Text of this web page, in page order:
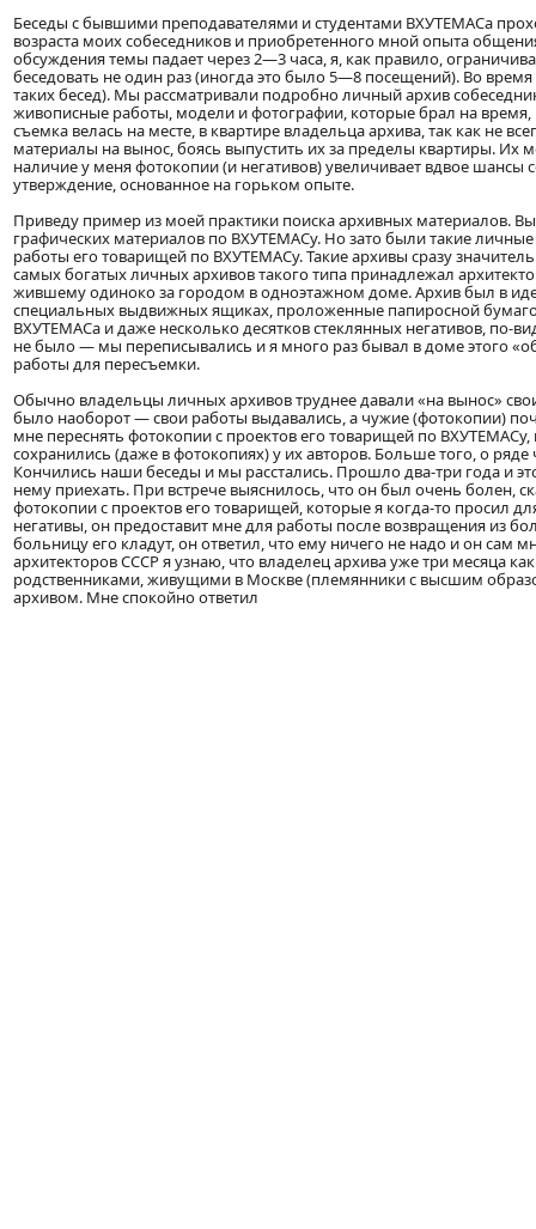
Беседы с бывшими преподавателями и студентами ВХУТЕМАСа
возраста моих собеседников и приобретенного мной опыта
обсуждения темы падает через 2—3 часа, я, как правило,
беседовать не один раз (иногда это было 5—8 посещений). Во
таких бесед). Мы рассматривали подробно личный архив
живописные работы, модели и фотографии, которые брал на
съемка велась на месте, в квартире владельца архива, так как не
материалы на вынос, боясь выпустить их за пределы квартиры.
наличие у меня фотокопии (и негативов) увеличивает вдвое
утверждение, основанное на горьком опыте.
Приведу пример из моей практики поиска архивных материалов.
графических материалов по ВХУТЕМАСу. Но зато были такие
работы его товарищей по ВХУТЕМАСу. Такие архивы сразу
самых богатых личных архивов такого типа принадлежал
жившему одиноко за городом в одноэтажном доме. Архив был в
специальных выдвижных ящиках, проложенные папиросной
ВХУТЕМАСа и даже несколько десятков стеклянных негативов, по-
не было — мы переписывались и я много раз бывал в доме этого
работы для пересъемки.
Обычно владельцы личных архивов труднее давали «на вынос»
было наоборот — свои работы выдавались, а чужие (фотокопии)
мне переснять фотокопии с проектов его товарищей по
сохранились (даже в фотокопиях) у их авторов. Больше того, о
Кончились наши беседы и мы расстались. Прошло два-три года и
нему приехать. При встрече выяснилось, что он был очень болен,
фотокопии с проектов его товарищей, которые я когда-то просил
негативы, он предоставит мне для работы после возвращения
больницу его кладут, он ответил, что ему ничего не надо и он сам
архитекторов СССР я узнаю, что владелец архива уже три месяца
родственниками, живущими в Москве (племянники с высшим
архивом. Мне спокойно ответил